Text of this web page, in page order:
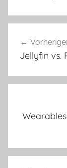
Jellyfin vs.